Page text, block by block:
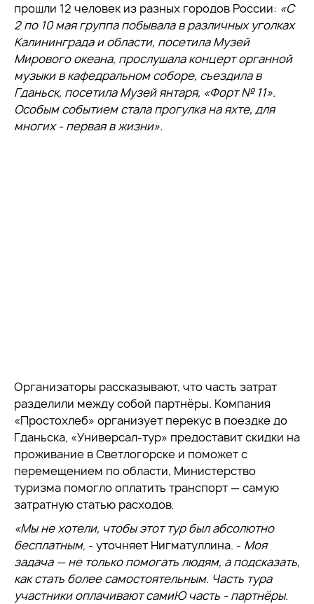
прошли 12 человек из разных городов России: «С
2 по 10 мая группа побывала в различных уголках
Калининграда и области, посетила Музей
Мирового океана, прослушала концерт органной
музыки в кафедральном соборе, съездила в
Гданьск, посетила Музей янтаря, «Форт № 11».
Особым событием стала прогулка на яхте, для
многих - первая в жизни».
Организаторы рассказывают, что часть затрат
разделили между собой партнёры. Компания
«Простохлеб» организует перекус в поездке до
Гданьска, «Универсал-тур» предоставит скидки на
проживание в Светлогорске и поможет с
перемещением по области, Министерство
туризма помогло оплатить транспорт — самую
затратную статью расходов.
«Мы не хотели, чтобы этот тур был абсолютно
бесплатным, - уточняет Нигматуллина. - Моя
задача — не только помогать людям, а подсказать,
как стать более самостоятельным. Часть тура
участники оплачивают самиЮ часть - партнёры.